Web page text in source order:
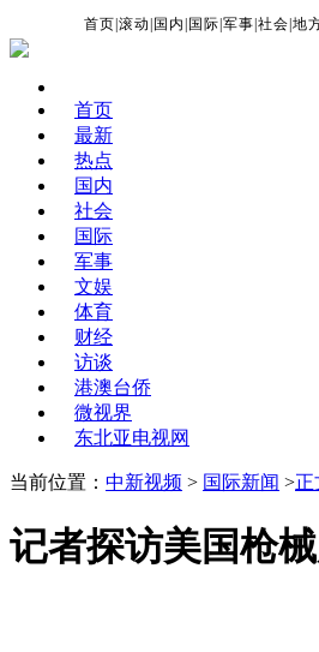
首页 |滚动 国内 国际 |军事 |社会 |地
首页
最新
热点
国内
社会
国际
军事
文娱
体育
财经
访谈
港澳台侨
微视界
东北亚电视网
当前位置： 中新视频 > 国际新闻 >正
记者探访美国枪